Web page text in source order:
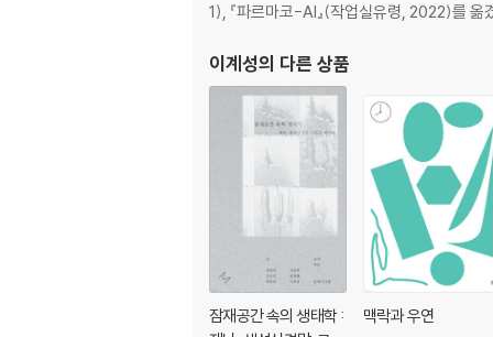
1), 『파르마코-AI』(작업실유령, 2022)를 옮
이계성의 다른 상품
잠재공간 속의 생태학 :
맥락과 우연